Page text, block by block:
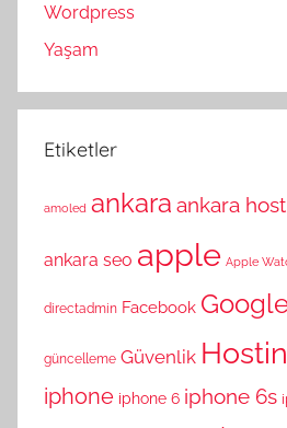
Wordpress
Yaşam
Etiketler
amoled ankara ankara host
ankara seo apple Apple
directadmin Facebook
güncelleme Güvenlik
iphone iphone 6 iphone 6s